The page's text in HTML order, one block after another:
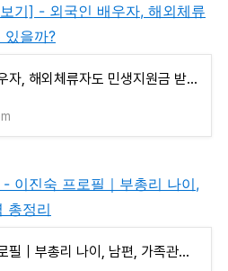
기] - 외국인 배우자, 해외체류
있을까?
외국인 배우자, 해외체류자도 민생지원금 받을 수 있을까?
이진숙 프로필｜부총리 나이,
총정리
이진숙 프로필｜부총리 나이, 남편, 가족관계, 정치경력 총정리